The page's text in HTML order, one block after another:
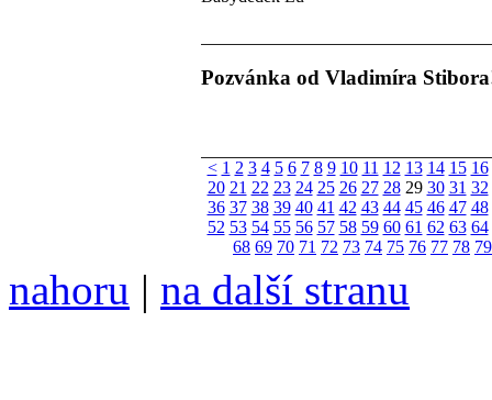
Pozvánka od Vladimíra
< 1 2 3 4 5 6 7 8 9 10 11 12 13 14 15 16
20 21 22 23 24 25 26 27 2829 30 31 32
36 37 38 39 40 41 42 43 44 45 46 47 48
52 53 54 55 56 57 58 59 60 61 62 63 64
68 69 70 71 72 73 74 75 76 77 78 79
nahoru | na další stranu